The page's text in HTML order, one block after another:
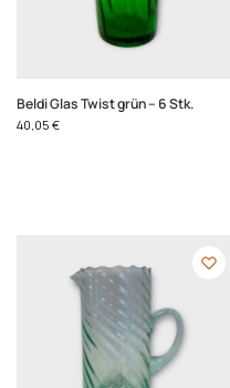
Beldi Glas Twist grün – 6 Stk.
40,05 €